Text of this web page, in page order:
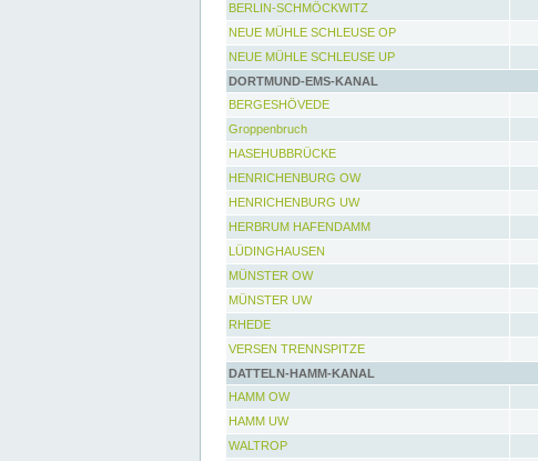
BERLIN-SCHMÖCKWITZ
NEUE MÜHLE SCHLEUSE OP
NEUE MÜHLE SCHLEUSE UP
DORTMUND-EMS-KANAL
BERGESHÖVEDE
Groppenbruch
HASEHUBBRÜCKE
HENRICHENBURG OW
HENRICHENBURG UW
HERBRUM HAFENDAMM
LÜDINGHAUSEN
MÜNSTER OW
MÜNSTER UW
RHEDE
VERSEN TRENNSPITZE
DATTELN-HAMM-KANAL
HAMM OW
HAMM UW
WALTROP